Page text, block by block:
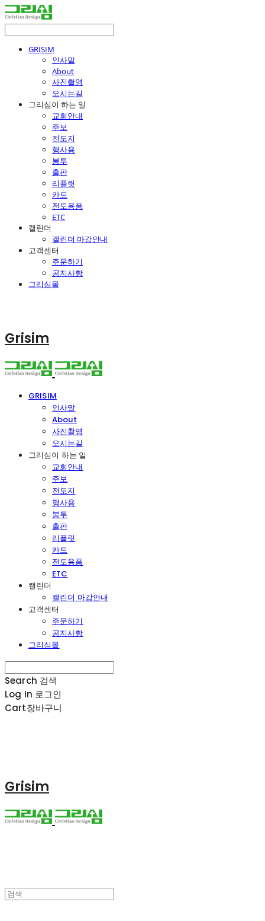
GRISIM
인사말
About
사진촬영
오시는길
그리심이 하는 일
교회안내
주보
전도지
행사용
봉투
출판
리플릿
카드
전도용품
ETC
캘린더
캘린더 마감안내
고객센터
주문하기
공지사항
그리심몰
Grisim
GRISIM
인사말
About
사진촬영
오시는길
그리심이 하는 일
교회안내
주보
전도지
행사용
봉투
출판
리플릿
카드
전도용품
ETC
캘린더
캘린더 마감안내
고객센터
주문하기
공지사항
그리심몰
Search 검색
Log In 로그인
Cart장바구니
Grisim